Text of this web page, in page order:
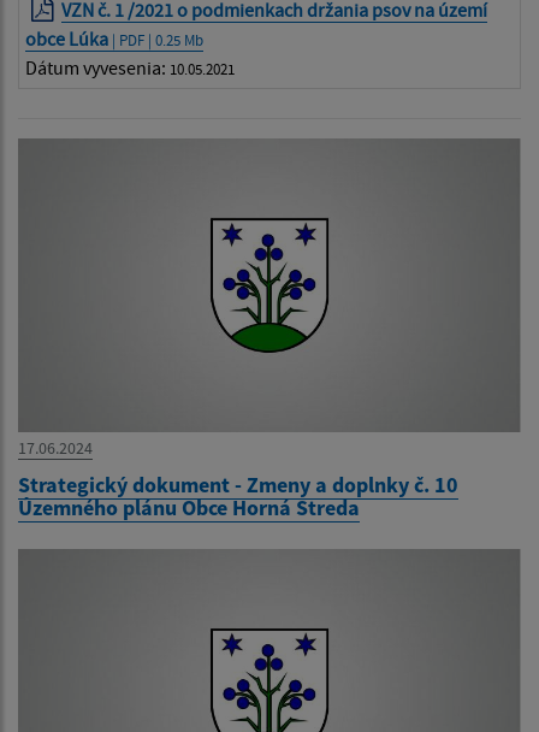
VZN č. 1 /2021 o podmienkach držania psov na území
obce Lúka | PDF | 0.25 Mb
Dátum vyvesenia: 10.05.2021
17.06.2024
Strategický dokument - Zmeny a doplnky č. 10
Územného plánu Obce Horná Streda